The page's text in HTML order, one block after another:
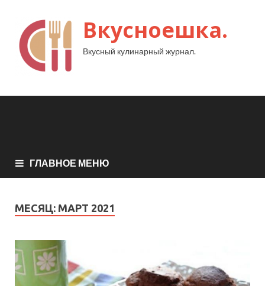
Вкусноешка.
Вкусный кулинарный журнал.
ГЛАВНОЕ МЕНЮ
МЕСЯЦ: МАРТ 2021